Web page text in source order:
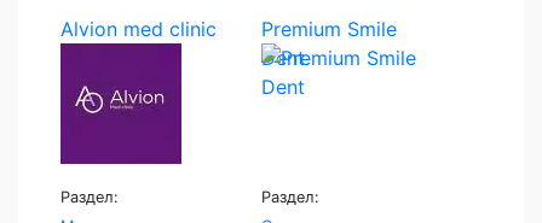
Alvion med clinic
Раздел:
Premium Smile
Dent
Раздел: